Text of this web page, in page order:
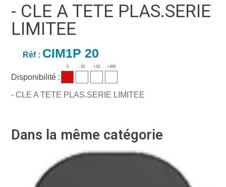
- CLE A TETE PLAS.SERIE
LIMITEE
Réf : CIM1P 20
Disponibilité :
0 -10 +10 +100
- CLE A TETE PLAS.SERIE LIMITEE
Dans la même catégorie